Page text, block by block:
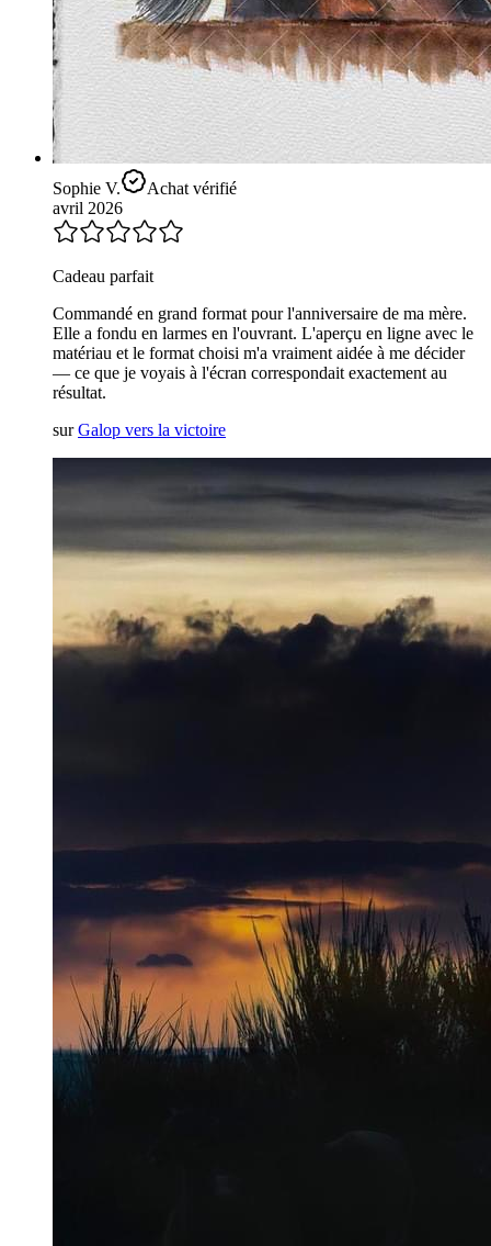
Sophie V.
Achat vérifié
avril 2026
Cadeau parfait
Commandé en grand format pour l'anniversaire de ma mère.
Elle a fondu en larmes en l'ouvrant. L'aperçu en ligne avec le
matériau et le format choisi m'a vraiment aidée à me décider
— ce que je voyais à l'écran correspondait exactement au
résultat.
sur Galop vers la victoire